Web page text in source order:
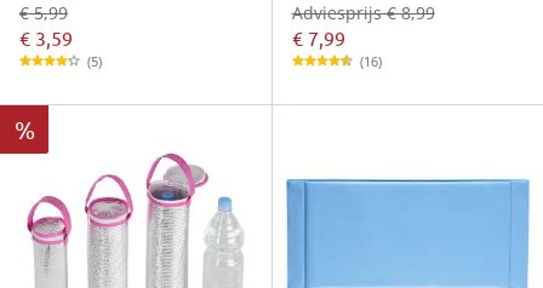
€ 5,99
€ 3,59
(5)
€ 7,99
Adviesprijs € 8,99
(16)
%